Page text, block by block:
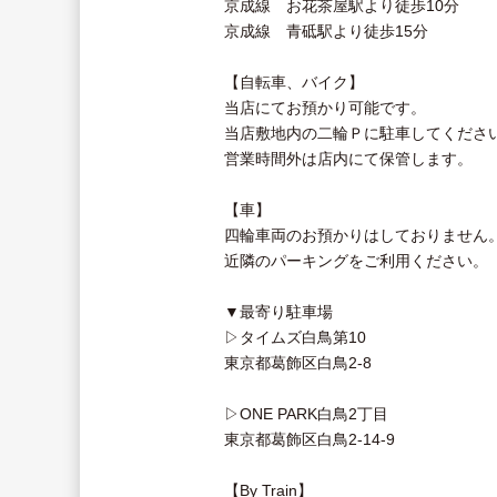
京成線 お花茶屋駅より徒歩10分
京成線 青砥駅より徒歩15分
【自転車、バイク】
当店にてお預かり可能です。
当店敷地内の二輪Ｐに駐車してくださ
営業時間外は店内にて保管します。
【車】
四輪車両のお預かりはしておりません
近隣のパーキングをご利用ください。
▼最寄り駐車場
▷タイムズ白鳥第10
東京都葛飾区白鳥2-8
▷ONE PARK白鳥2丁目
東京都葛飾区白鳥2-14-9
【By Train】